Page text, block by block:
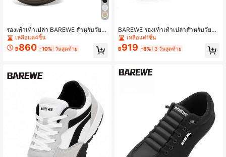
รองเท้าเท้าเปล่า BAREWE สำหรับวัยรุ่
น, รองเท้าเดินกีฬา สีดำ, กล่องนิ้วเท้ากว้
าง, รองเท้าวิ่งกลางแจ้งทุกฤดูกาลสำหรั
บเด็กชายและเด็กหญิง พื้นยาง, สีดำฤดู
เหลือแค่4ชิ้น
฿860 -10% วันสุดท้าย
BAREWE รองเท้าเท้าเปล่าสำหรับวัยรุ่น
รองเท้ากีฬากลางแจ้ง รองเท้าวิ่ง รองเท้
าเดิน รองเท้าเด็กชายเด็กหญิง รองเท้า
หน้ากว้าง รองเท้าเดินยูนิเซ็กซ์ รองเท้า
เหลือแค่1ชิ้น
฿919 -8% 3 วันสุดท้าย